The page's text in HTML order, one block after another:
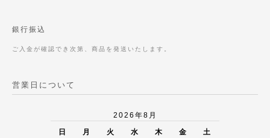
銀行振込
ご入金が確認でき次第、商品を発送いたします。
営業日について
2026年8月
日 月 火 水 木 金 土